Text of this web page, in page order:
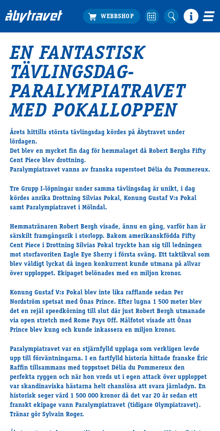
Köp biljett
Travprogrammet
Boka ställplats
Bra att veta
Restauranger
Hotell nära oss
Nybörjar­guide
Presentkort
FAQ
Travkonferens
Exponering & värdskap
Tävling
Tävlingsserier
Träning och provlopp
Månadens hästägare 2026
Månadens B-tränare 2026
Euro Classic Trot
Andelshästar
EN FANTASTISK
TÄVLINGSDAG-
PARALYMPIATRAVET
MED POKALLOPPEN
Årets hittills största tävlingsdag kördes på Åbytravet under
lördagen.
Det blev en mycket fin dag för hemmalaget då Robert Berghs Fifty
Cent Piece blev drottning.
Paralympiatravet vanns av franska superstoet Délia du Pommereux.
Tre Grupp I-löpningar under samma tävlingsdag är unikt, i dag
kördes anrika Drottning Silvias Pokal, Konung Gustaf V:s Pokal
samt Paralympiatravet i Mölndal.
Hemmatränaren Robert Bergh visade, ännu en gång, varför han är
särskilt framgångsrik i storlopp. Bakom amerikanskfödda Fifty
Cent Piece i Drottning Silvias Pokal tryckte han sig till ledningen
mot storfavoriten Eagle Eye Sherry i första sväng. Ett taktikval som
blev väldigt lyckat då ingen konkurrent kunde utmana på allvar
över upploppet. Ekipaget belönades med en miljon kronor.
Konung Gustaf V:s Pokal blev inte lika rafflande sedan Per
Nordström spetsat med Önas Prince. Efter lugna 1 500 meter blev
det en rejäl speedkörning till slut där just Robert Bergh utmanade
via open stretch med Rome Pays Off. Målfotot visade att Önas
Prince blev kung och kunde inkassera en miljon kronor.
Paralympiatravet var en stjärnfylld upplaga som verkligen levde
upp till förväntningarna. I en fartfylld historia hittade franske Éric
Raffin tillsammans med toppstoet Délia du Pommereux den
perfekta ryggen och när hon vreds ut i egen attack över upploppet
var skandinaviska hästarna helt chanslösa att svara järnladyn. En
historisk seger värd 1 500 000 kronor då det var 20 år sedan ett
franskt ekipage vann Paralympiatravet (tidigare Olympiatravet).
Tränar gör Sylvain Roger.